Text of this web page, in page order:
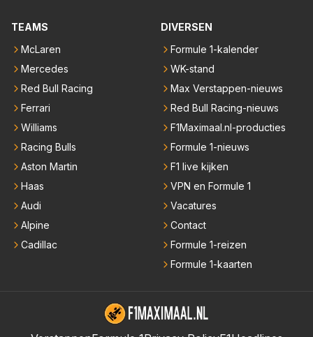
TEAMS
McLaren
Mercedes
Red Bull Racing
Ferrari
Williams
Racing Bulls
Aston Martin
Haas
Audi
Alpine
Cadillac
DIVERSEN
Formule 1-kalender
WK-stand
Max Verstappen-nieuws
Red Bull Racing-nieuws
F1Maximaal.nl-producties
Formule 1-nieuws
F1 live kijken
VPN en Formule 1
Vacatures
Contact
Formule 1-reizen
Formule 1-kaarten